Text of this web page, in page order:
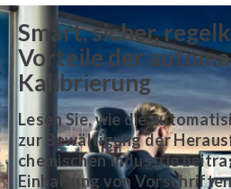
Smart, sicher,
Vorteile der
Kalibrierung
Lesen Sie, wie die
zur Bewältigung der
chemischen Industrie
Einhaltung von